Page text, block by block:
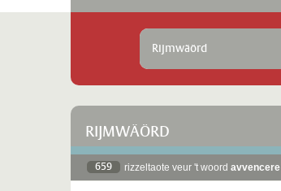
Rijmwäörd
RIJMWÄÖRD
659 rizzeltaote veur 't woord avvencere